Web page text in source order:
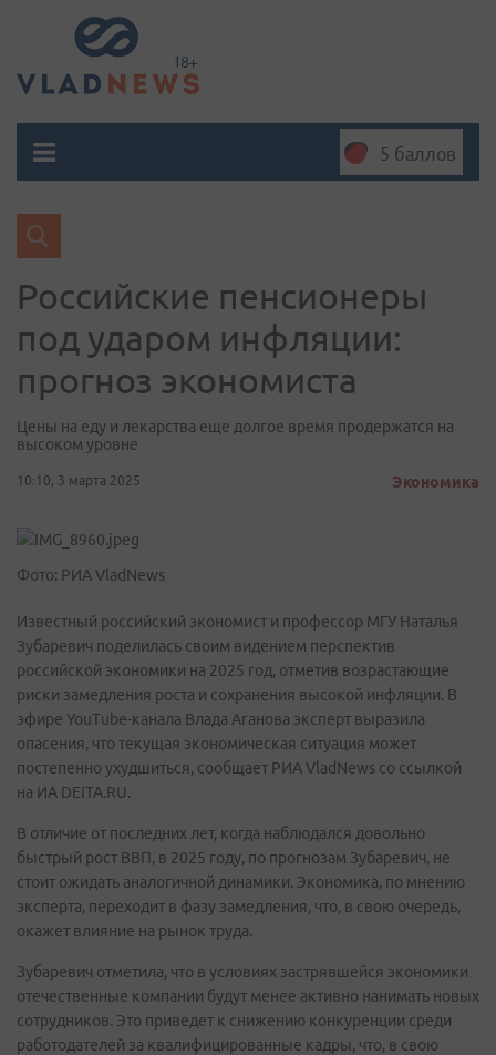
5 баллов
Российские пенсионеры
под ударом инфляции:
прогноз экономиста
Цены на еду и лекарства еще долгое время продержатся на
высоком уровне
10:10, 3 марта 2025 Экономика
Фото: РИА VladNews
Известный российский экономист и профессор МГУ Наталья
Зубаревич поделилась своим видением перспектив
российской экономики на 2025 год, отметив возрастающие
риски замедления роста и сохранения высокой инфляции. В
эфире YouTube-канала Влада Аганова эксперт выразила
опасения, что текущая экономическая ситуация может
постепенно ухудшиться, сообщает РИА VladNews со ссылкой
на ИА DEITA.RU.
В отличие от последних лет, когда наблюдался довольно
быстрый рост ВВП, в 2025 году, по прогнозам Зубаревич, не
стоит ожидать аналогичной динамики. Экономика, по мнению
эксперта, переходит в фазу замедления, что, в свою очередь,
окажет влияние на рынок труда.
Зубаревич отметила, что в условиях застрявшейся экономики
отечественные компании будут менее активно нанимать новых
сотрудников. Это приведет к снижению конкуренции среди
работодателей за квалифицированные кадры, что, в свою